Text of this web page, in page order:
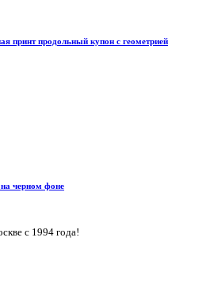
принт продольный купон с геометрией
черном фоне
с 1994 года!